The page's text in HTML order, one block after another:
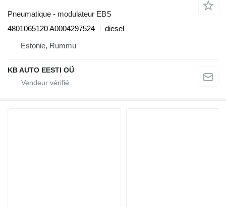
Pneumatique - modulateur EBS
4801065120 A0004297524
diesel
Estonie, Rummu
KB AUTO EESTI OÜ